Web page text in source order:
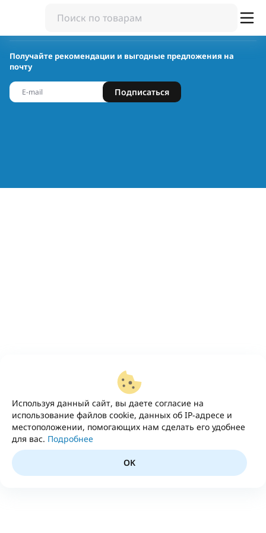
Используя данный сайт, вы даете согласие на
использование файлов cookie, данных об IP-адресе и
местоположении, помогающих нам сделать его удобнее
для вас. Подробнее
OK
Получайте рекомендации и выгодные предложения на
почту
Подписаться